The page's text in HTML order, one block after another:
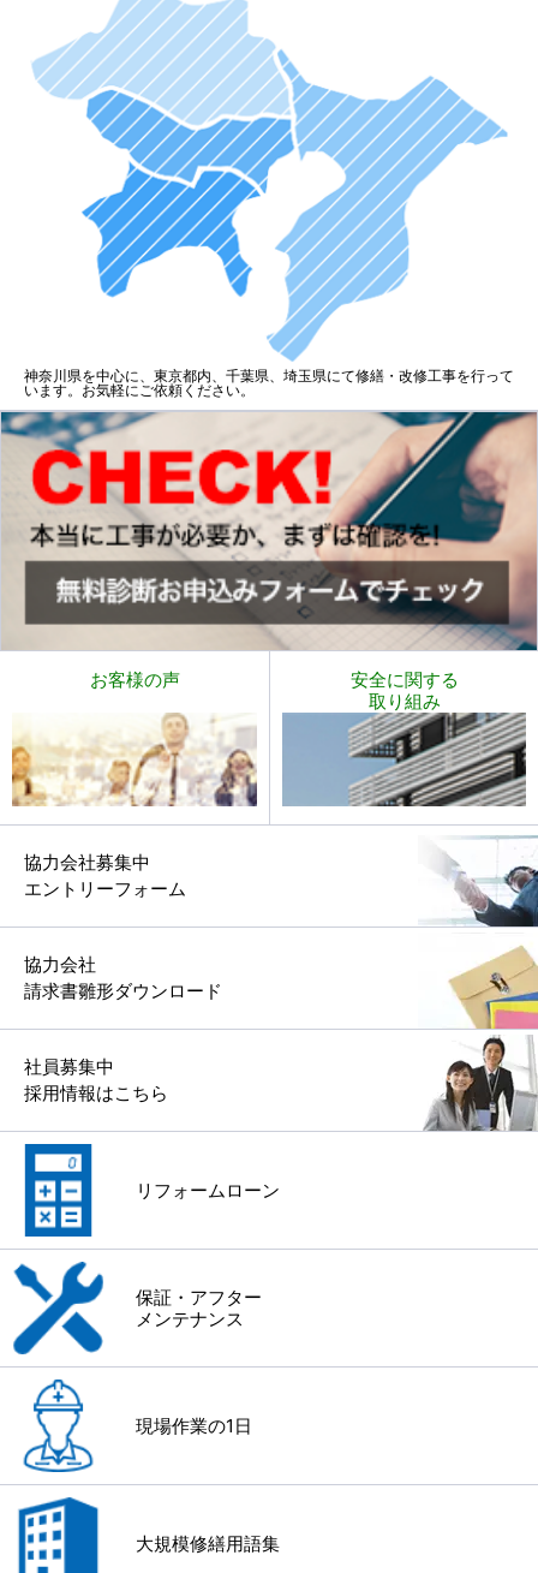
神奈川県を中心に、東京都内、千葉県、埼玉県にて修繕・改修工事を行って
います。お気軽にご依頼ください。
お客様の声
安全に関する
取り組み
協力会社募集中
エントリーフォーム
協力会社
請求書雛形ダウンロード
社員募集中
採用情報はこちら
リフォームローン
保証・アフター
メンテナンス
現場作業の1日
大規模修繕用語集